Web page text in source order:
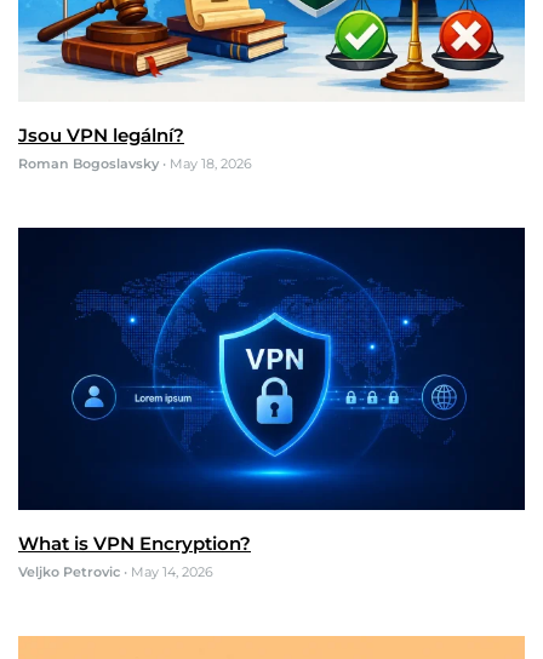
Jsou VPN legální?
Roman Bogoslavsky • May 18, 2026
What is VPN Encryption?
Veljko Petrovic • May 14, 2026